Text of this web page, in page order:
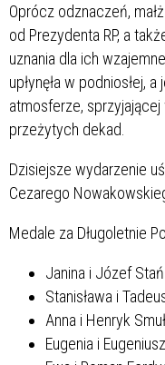
Oprócz odznaczeń,
od Prezydenta RP, a
uznania dla ich
upłynęła w podniosłej,
atmosferze,
przeżytych dekad.
Dzisiejsze wydarzenie
Cezarego
Medale za Długoletnie
Janina i Józef
Stanisława i
Anna i Henryk
Eugenia i